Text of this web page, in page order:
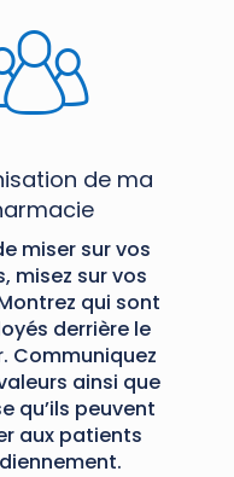
de ma
miser sur vos
misez sur vos
qui sont
derrière le
Communiquez
ainsi que
qu’ils peuvent
aux patients